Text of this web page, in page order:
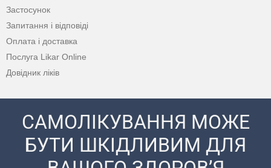
Застосунок
Запитання і відповіді
Оплата і доставка
Послуга Likar Online
Довідник ліків
САМОЛІКУВАННЯ МОЖЕ
БУТИ ШКІДЛИВИМ ДЛЯ